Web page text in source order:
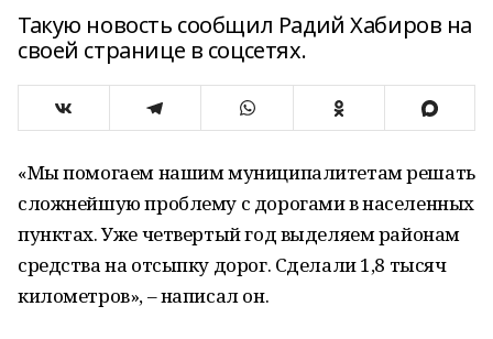
Такую новость сообщил Радий Хабиров на
своей странице в соцсетях.
«Мы помогаем нашим муниципалитетам решать
сложнейшую проблему с дорогами в населенных
пунктах. Уже четвертый год выделяем районам
средства на отсыпку дорог. Сделали 1,8 тысяч
километров», – написал он.